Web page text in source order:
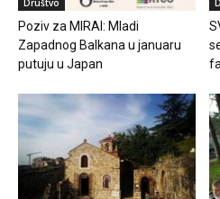
Poziv za MIRAI: Mladi
Zapadnog Balkana u januaru
putuju u Japan